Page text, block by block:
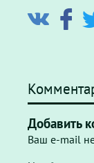
Добавить
Ваш e-mail